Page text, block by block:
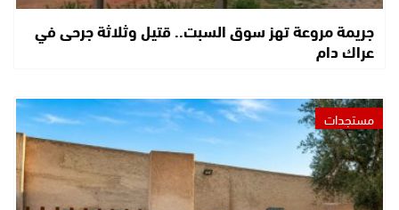
جريمة مروعة تهز سوق السبت.. قتيل وثلاثة جرحى في
عراك دام
مستجدات